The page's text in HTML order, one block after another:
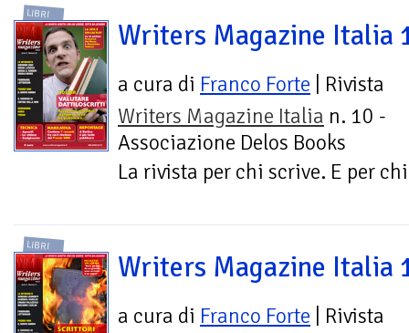
LIBRI
Writers Magazine Italia
a cura di Franco Forte | Rivista
Writers Magazine Italia n. 10 -
Associazione Delos Books
La rivista per chi scrive. E per
LIBRI
Writers Magazine Italia
a cura di Franco Forte | Rivista